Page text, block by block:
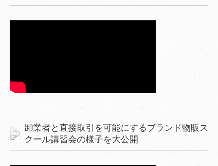
卸業者と直接取引を可能にするブランド物販ス
クール講習会の様子を大公開